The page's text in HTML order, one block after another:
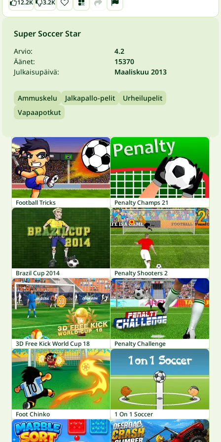
12.2K 3.2K
Super Soccer Star
Arvio:
4.2
Äänet:
15370
Julkaisupäivä:
Maaliskuu 2013
Ammuskelu Jalkapallo-pelit
Urheilupelit
Vapaapotkut
Football Tricks Penalty Champs 21
Brazil Cup 2014 Penalty Shooters 2
3D Free Kick World Cup 18 Penalty Challenge
Foot Chinko 1 On 1 Soccer